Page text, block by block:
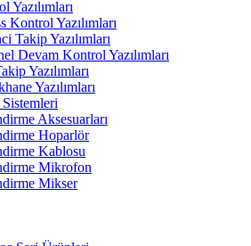
Yazılımları
Kontrol Yazılımları
Takip Yazılımları
Devam Kontrol Yazılımları
Yazılımları
Yazılımları
Aksesuarları
Hoparlör
Kablosu
Mikrofon
Mikser